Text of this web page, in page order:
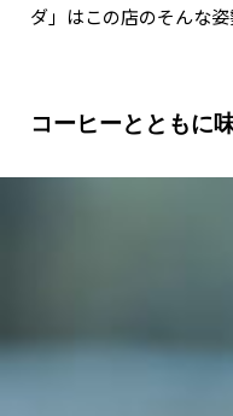
ダ」はこの店のそんな姿
コーヒーとともに